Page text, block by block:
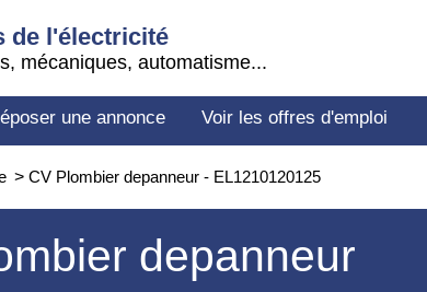
de l'électricité
mécaniques, automatisme...
une annonce Voir les offres d'emploi
> CV Plombier depanneur - EL1210120125
depanneur